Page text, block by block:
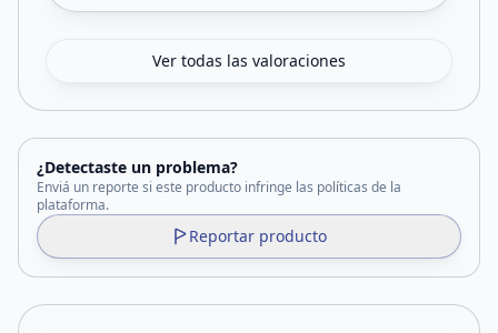
Ver todas las valoraciones
¿Detectaste un problema?
Enviá un reporte si este producto infringe las políticas de la
plataforma.
Reportar producto